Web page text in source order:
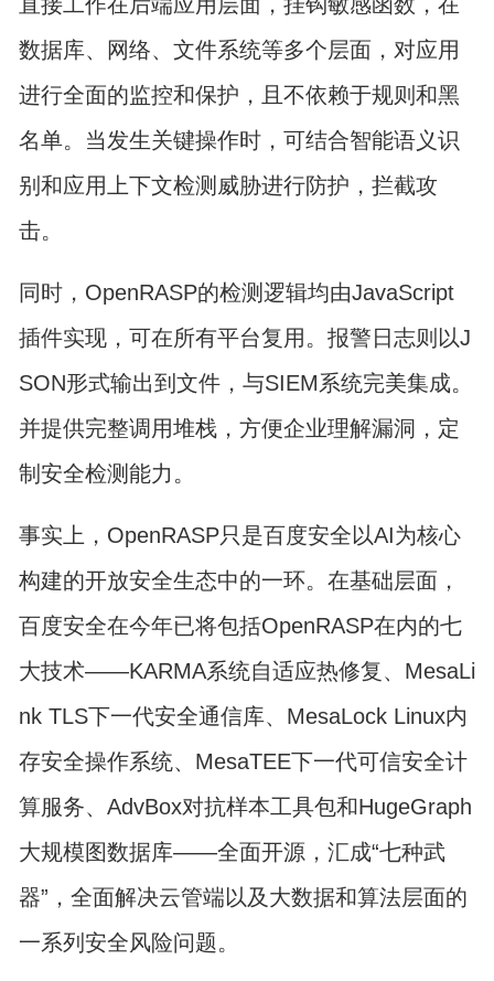
直接工作在后端应用层面，挂钩敏感函数，在
数据库、网络、文件系统等多个层面，对应用
进行全面的监控和保护，且不依赖于规则和黑
名单。当发生关键操作时，可结合智能语义识
别和应用上下文检测威胁进行防护，拦截攻
击。
同时，OpenRASP的检测逻辑均由JavaScript
插件实现，可在所有平台复用。报警日志则以J
SON形式输出到文件，与SIEM系统完美集成。
并提供完整调用堆栈，方便企业理解漏洞，定
制安全检测能力。
事实上，OpenRASP只是百度安全以AI为核心
构建的开放安全生态中的一环。在基础层面，
百度安全在今年已将包括OpenRASP在内的七
大技术——KARMA系统自适应热修复、MesaLi
nk TLS下一代安全通信库、MesaLock Linux内
存安全操作系统、MesaTEE下一代可信安全计
算服务、AdvBox对抗样本工具包和HugeGraph
大规模图数据库——全面开源，汇成“七种武
器”，全面解决云管端以及大数据和算法层面的
一系列安全风险问题。